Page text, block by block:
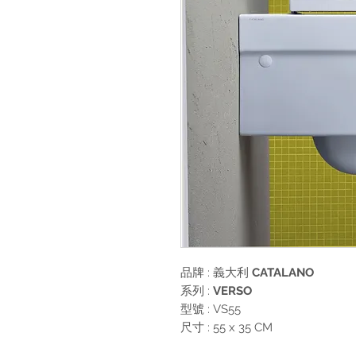
品牌 : 義大利 CATALANO
系列 : VERSO
型號 : VS55
尺寸 : 55 x 35 CM